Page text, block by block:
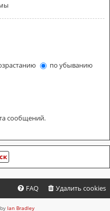
по убыванию
сообщений.
Удалить cookies
FAQ
Ian Bradley